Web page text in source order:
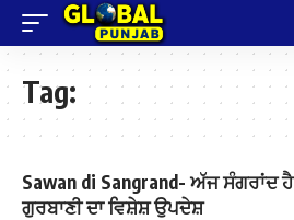
Tag:
Sawan di Sangrand- ਅੱਜ ਸੰਗਰਾਂਦ
ਗੁਰਬਾਣੀ ਦਾ ਵਿਸ਼ੇਸ਼ ਉਪਦੇਸ਼